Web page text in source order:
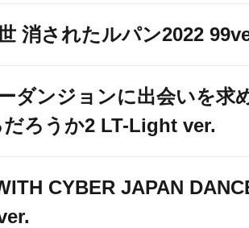
消されたルパン2022
ダンジョンに出会いを求
ろうか2 LT-Light ver.
CYBER JAPAN